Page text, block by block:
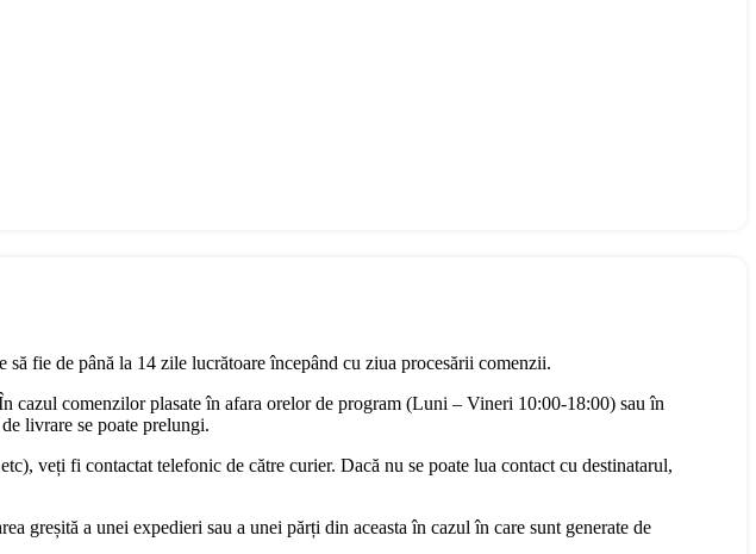
să fie de până la 14 zile lucrătoare începând cu ziua procesării comenzii.
comenzilor plasate în afara orelor de program (Luni – Vineri 10:00-18:00) sau în
livrare se poate prelungi.
veți fi contactat telefonic de către curier. Dacă nu se poate lua contact cu destinatarul,
greșită a unei expedieri sau a unei părți din aceasta în cazul în care sunt generate de